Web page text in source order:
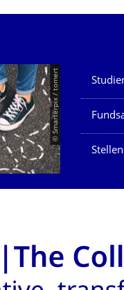
© Smarterpix / tomert